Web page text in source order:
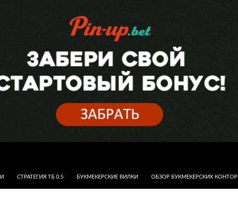
СТРАТЕГИЯ ТБ 0.5 БУКМЕКЕРСКИЕ ВИЛКИ ОБЗОР БУКМЕКЕРСКИХ КОНТОР